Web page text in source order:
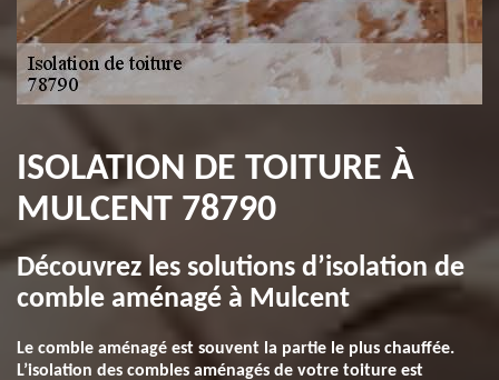
ISOLATION DE TOITURE À
MULCENT 78790
Découvrez les solutions d’isolation de
comble aménagé à Mulcent
Le comble aménagé est souvent la partie le plus chauffée.
L’isolation des combles aménagés de votre toiture est